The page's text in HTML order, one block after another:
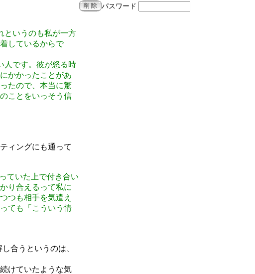
パスワード
というのも私が一方
しているからで
人です。彼が怒る時
かかったことがあ
たので、本当に驚
ことをいっそう信
ィングにも通って
ていた上で付き合い
り合えるって私に
つも相手を気遣え
ても「こういう情
合うというのは、
けていたような気